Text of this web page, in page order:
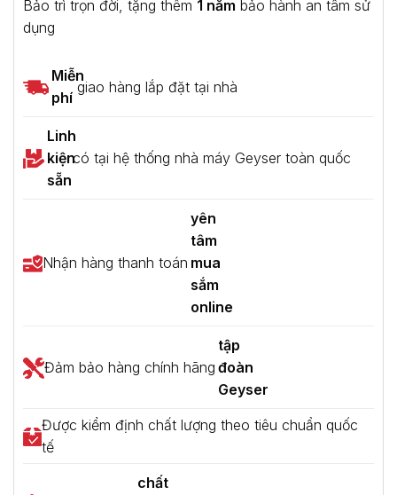
Bảo trì trọn đời, tặng thêm 1 năm bảo hành an tâm sử
dụng
Miễn
phí
giao hàng lắp đặt tại nhà
Linh
kiện
sẵn
có tại hệ thống nhà máy Geyser toàn quốc
Nhận hàng thanh toán
yên
tâm
mua
sắm
online
Đảm bảo hàng chính hãng
tập
đoàn
Geyser
Được kiểm định chất lượng theo tiêu chuẩn quốc
tế
chất